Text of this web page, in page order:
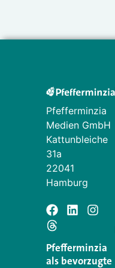
Pfefferminzia
Medien GmbH
Kattunbleiche
31a
22041
Hamburg
Pfefferminzia
als bevorzugte